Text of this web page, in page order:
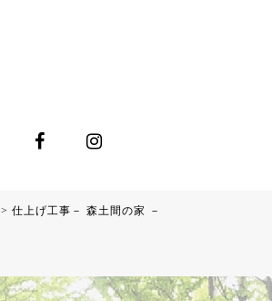
>仕上げ工事－ 森土間の家 －